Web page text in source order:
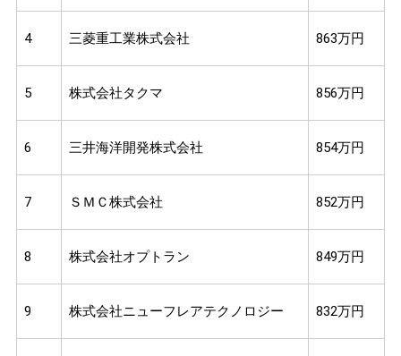
4 三菱重工業株式会社 863万円
5 株式会社タクマ 856万円
6 三井海洋開発株式会社 854万円
7 ＳＭＣ株式会社 852万円
8 株式会社オプトラン 849万円
9 株式会社ニューフレアテクノロジー 832万円